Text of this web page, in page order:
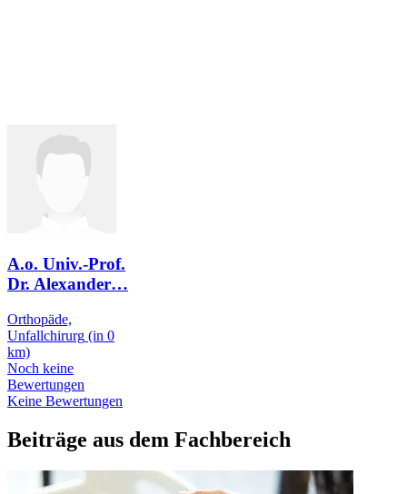
A.o. Univ.-Prof.
Dr. Alexander…
Orthopäde,
Unfallchirurg (in 0
km)
Noch keine
Bewertungen
Keine Bewertungen
Beiträge aus dem Fachbereich